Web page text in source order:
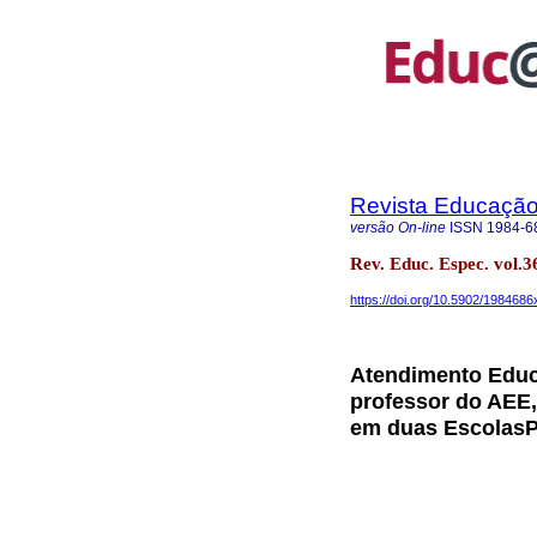
Revista
versão On-line ISSN 1984-
Rev. Educ. Espec.
https://doi.org/10.5902/
Atendimento
professor do
em duas